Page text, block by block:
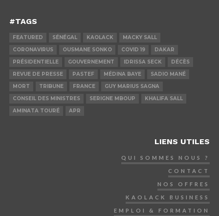
#TAGS
FEATURED SÉNÉGAL KAOLACK
MACKY SALL
CORONAVIRUS
OUSMANE SONKO COVID 19
DAKAR
PRÉSIDENTIELLE
GOUVERNEMENT IDRISSA SECK
DÉCÈS
REVUE DE PRESSE
PASTEF MÉDINA BAYE
SADIO MANÉ
MORT
TRIBUNE FRANCE
GUY MARIUS SAGNA
CONSEIL DES MINISTRES
SERIGNE MBOUP
KHALIFA SALL
AMINATA TOURÉ
APR
LIENS UTILES
QUI SOMMES NOUS ?
CONTACT
NOS OFFRES
KAOLACK BUSINESS
EMPLOI & FORMATION